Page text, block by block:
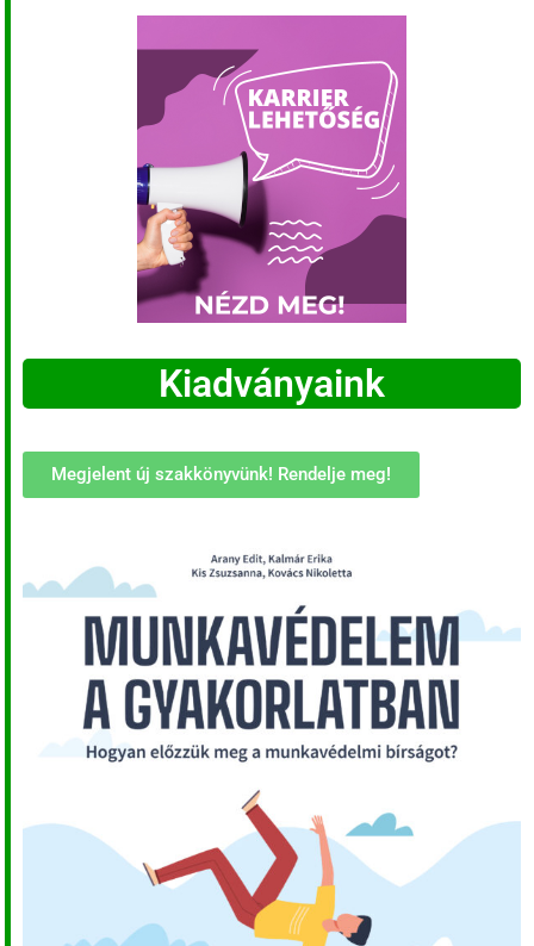
Kiadványaink
Megjelent új szakkönyvünk! Rendelje meg!